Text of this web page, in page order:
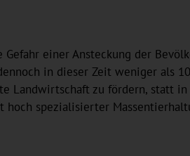
einer Ansteckung der
in dieser Zeit weniger als
Landwirtschaft zu fördern, statt
spezialisierter